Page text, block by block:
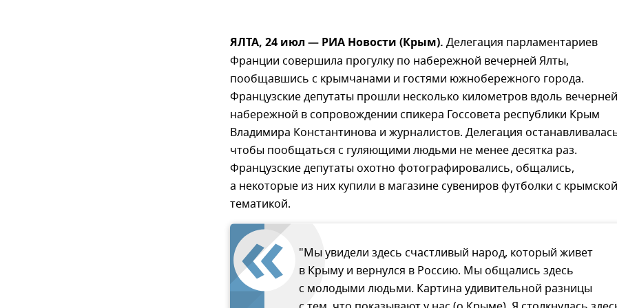
ЯЛТА, 24 июл — РИА Новости (Крым). Делегация парламентариев
Франции совершила прогулку по набережной вечерней Ялты,
пообщавшись с крымчанами и гостями южнобережного города.
Французские депутаты прошли несколько километров вдоль вечерней
набережной в сопровождении спикера Госсовета республики Крым
Владимира Константинова и журналистов. Делегация
чтобы пообщаться с гуляющими людьми не менее десятка раз.
Французские депутаты охотно фотографировались, общались,
а некоторые из них купили в магазине сувениров футболки с крымской
тематикой.
"Мы увидели здесь счастливый народ, который живет
в Крыму и вернулся в Россию. Мы общались здесь
с молодыми людьми. Картина удивительной разницы